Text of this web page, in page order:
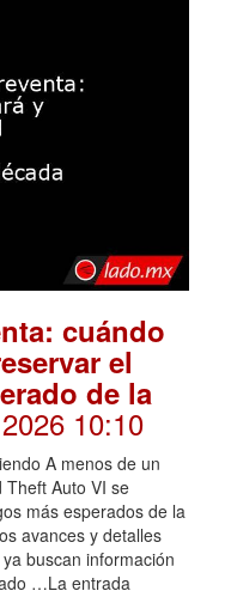
cuándo
el
de la
10:10
A menos de un
Theft Auto VI se
más esperados de la
avances y detalles
buscan información
…La entrada